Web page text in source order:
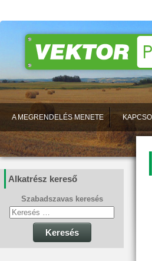
A MEGRENDELÉS MENETE
Alkatrész kereső
Szabadszavas keresés
Keresés